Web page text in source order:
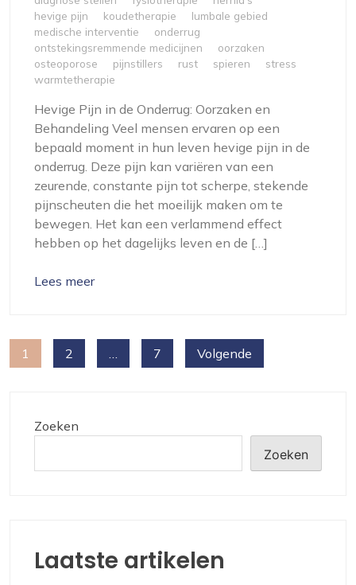
hevige pijn
koudetherapie
lumbale gebied
medische interventie
onderrug
ontstekingsremmende medicijnen
oorzaken
osteoporose
pijnstillers rust spieren
stress
warmtetherapie
Hevige Pijn in de Onderrug: Oorzaken en
Behandeling Veel mensen ervaren op een
bepaald moment in hun leven hevige pijn in de
onderrug. Deze pijn kan variëren van een
zeurende, constante pijn tot scherpe, stekende
pijnscheuten die het moeilijk maken om te
bewegen. Het kan een verlammend effect
hebben op het dagelijks leven en de […]
Lees meer
Berichten
1 2 … 7 Volgende
Zoeken
Zoeken
Laatste artikelen